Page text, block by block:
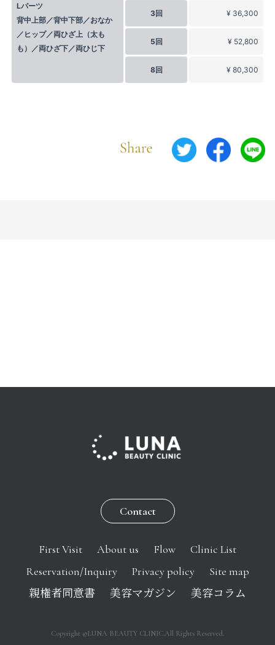
Lパーツ
背中上部／背中下部／おなか
／ヒップ／両ひざ上（太も
も）／両ひざ下／両ひじ下
3回 ¥ 36,300
5回 ¥ 52,800
8回 ¥ 80,300
Contact
First Visit About us Flow
Clinic List
Reservation/Inquiry
Privacy policy
Site map
親権者同意書
美容マガジン 美容コラム
Copyright ©LUNA BEAUTY CLINIC.All Rights Reserved.